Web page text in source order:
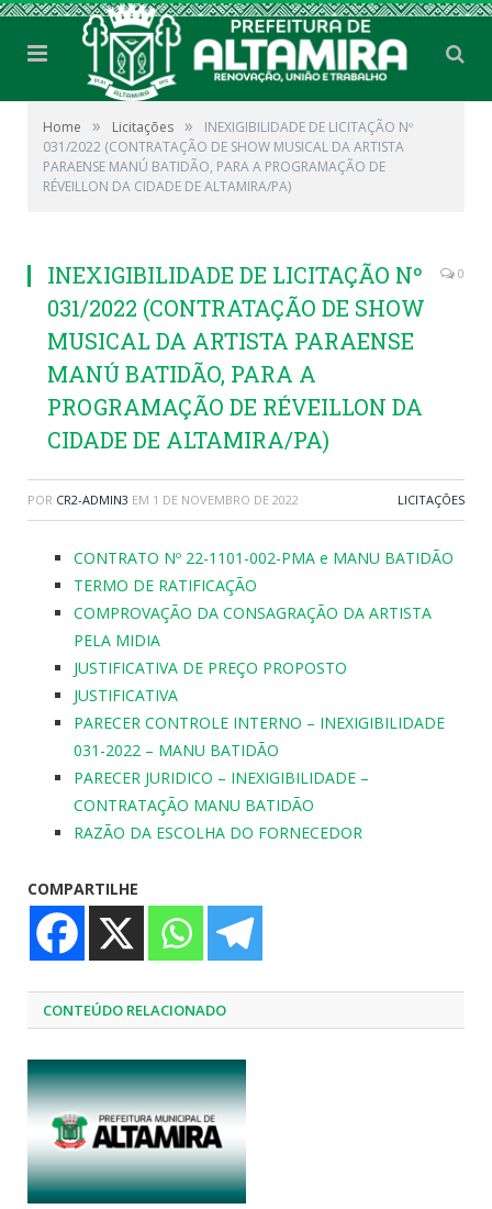
Home » Licitações »
INEXIGIBILIDADE DE LICITAÇÃO Nº
031/2022 (CONTRATAÇÃO DE SHOW MUSICAL DA ARTISTA
PARAENSE MANÚ BATIDÃO, PARA A PROGRAMAÇÃO DE
RÉVEILLON DA CIDADE DE ALTAMIRA/PA)
INEXIGIBILIDADE DE LICITAÇÃO Nº
031/2022 (CONTRATAÇÃO DE SHOW
MUSICAL DA ARTISTA PARAENSE
MANÚ BATIDÃO, PARA A
PROGRAMAÇÃO DE RÉVEILLON DA
CIDADE DE ALTAMIRA/PA)
0
POR CR2-ADMIN3 EM 1 DE NOVEMBRO DE 2022 LICITAÇÕES
CONTRATO Nº 22-1101-002-PMA e MANU BATIDÃO
TERMO DE RATIFICAÇÃO
COMPROVAÇÃO DA CONSAGRAÇÃO DA ARTISTA
PELA MIDIA
JUSTIFICATIVA DE PREÇO PROPOSTO
JUSTIFICATIVA
PARECER CONTROLE INTERNO – INEXIGIBILIDADE
031-2022 – MANU BATIDÃO
PARECER JURIDICO – INEXIGIBILIDADE –
CONTRATAÇÃO MANU BATIDÃO
RAZÃO DA ESCOLHA DO FORNECEDOR
COMPARTILHE
CONTEÚDO RELACIONADO